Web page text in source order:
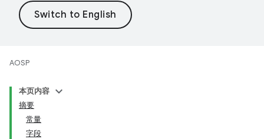
AOSP
本页内容
摘要
常量
字段